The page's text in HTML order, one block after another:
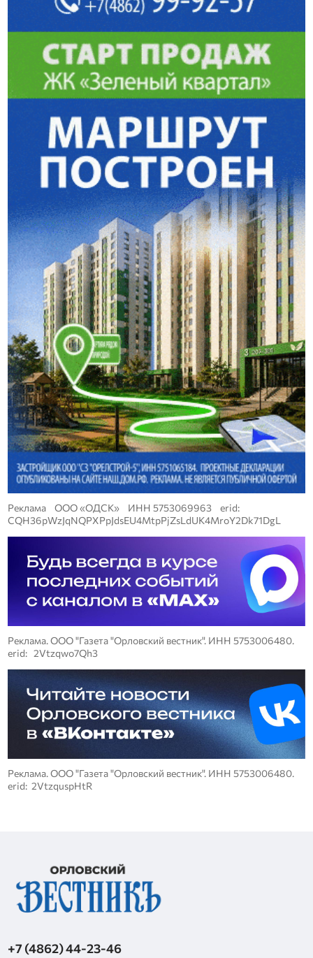
Реклама ООО «ОДСК» ИНН 5753069963 erid:
CQH36pWzJqNQPXPpJdsEU4MtpPjZsLdUK4MroY2Dk71DgL
Реклама. ООО "Газета "Орловский вестник". ИНН 5753006480.
erid: 2Vtzqwo7Qh3
Реклама. ООО "Газета "Орловский вестник". ИНН 5753006480.
erid: 2VtzquspHtR
+7 (4862) 44-23-46